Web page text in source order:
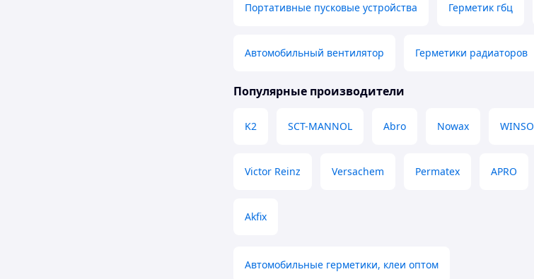
Портативные пусковые устройства Герметик гбц
Автомобильный вентилятор Герметики радиаторов
Популярные производители
K2 SCT-MANNOL Abro Nowax WINSO
Victor Reinz Versachem Permatex APRO
Akfix
Автомобильные герметики, клеи оптом